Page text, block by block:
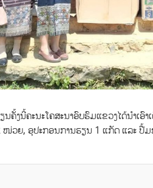
ຄັ້ງນີ້ຄະນະໂຄສະນາອົບຮົມແຂວງໄດ້ນໍາເ
ຍ, ອຸປະກອນການຮຽນ 1 ແກັດ ແລະ ປື້